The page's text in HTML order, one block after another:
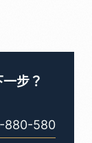
步？
880-580